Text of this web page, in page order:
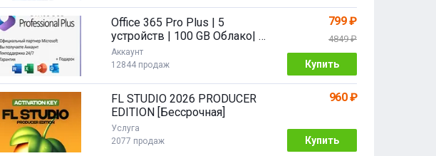
Office 365 Pro Plus | 5
устройств | 100 GB Облако| 1
год
Аккаунт
12844 продаж
799 ₽
4849 ₽
Купить
FL STUDIO 2026 PRODUCER
EDITION [Бессрочная]
Услуга
2077 продаж
960 ₽
Купить